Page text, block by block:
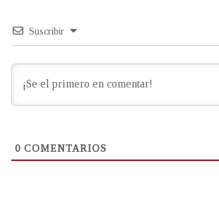
Suscribir
0 COMENTARIOS